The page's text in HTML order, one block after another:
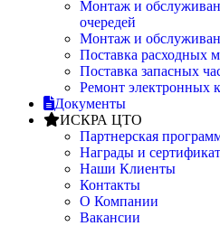
Монтаж и
очередей
Монтаж и
Поставка расходных
Поставка запасных
Ремонт электронных
Документы
ИСКРА ЦТО
Партнерская
Награды и
Наши Клиенты
Контакты
О Компании
Вакансии